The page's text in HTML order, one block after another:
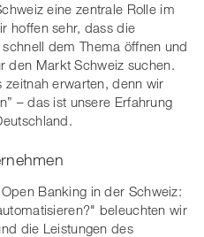
eine zentrale Rolle im
hoffen sehr, dass die
dem Thema öffnen und
den Markt Schweiz suchen.
erwarten, denn wir
– das ist unsere Erfahrung
Banking in der Schweiz:
beleuchten wir
die Leistungen des